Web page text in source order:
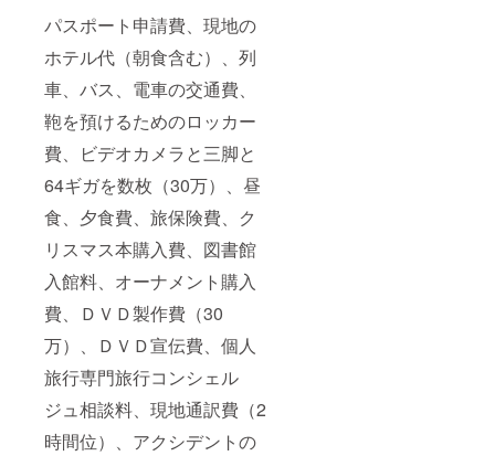
パスポート申請費、現地の
ホテル代（朝食含む）、列
車、バス、電車の交通費、
鞄を預けるためのロッカー
費、ビデオカメラと三脚と
64ギガを数枚（30万）、昼
食、夕食費、旅保険費、ク
リスマス本購入費、図書館
入館料、オーナメント購入
費、ＤＶＤ製作費（30
万）、ＤＶＤ宣伝費、個人
旅行専門旅行コンシェル
ジュ相談料、現地通訳費（2
時間位）、アクシデントの